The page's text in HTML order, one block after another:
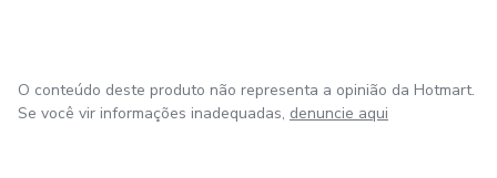
O conteúdo deste produto não representa a opinião da Hotmart.
Se você vir informações inadequadas, denuncie aqui